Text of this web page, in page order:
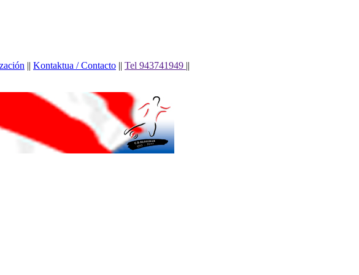
|| Kontaktua / Contacto || Tel 943741949 ||